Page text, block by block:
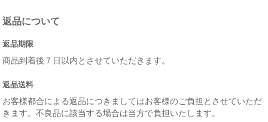
返品について
返品期限
商品到着後７日以内とさせていただきます。
返品送料
お客様都合による返品につきましてはお客様のご負担とさせていただ
きます。不良品に該当する場合は当方で負担いたします。